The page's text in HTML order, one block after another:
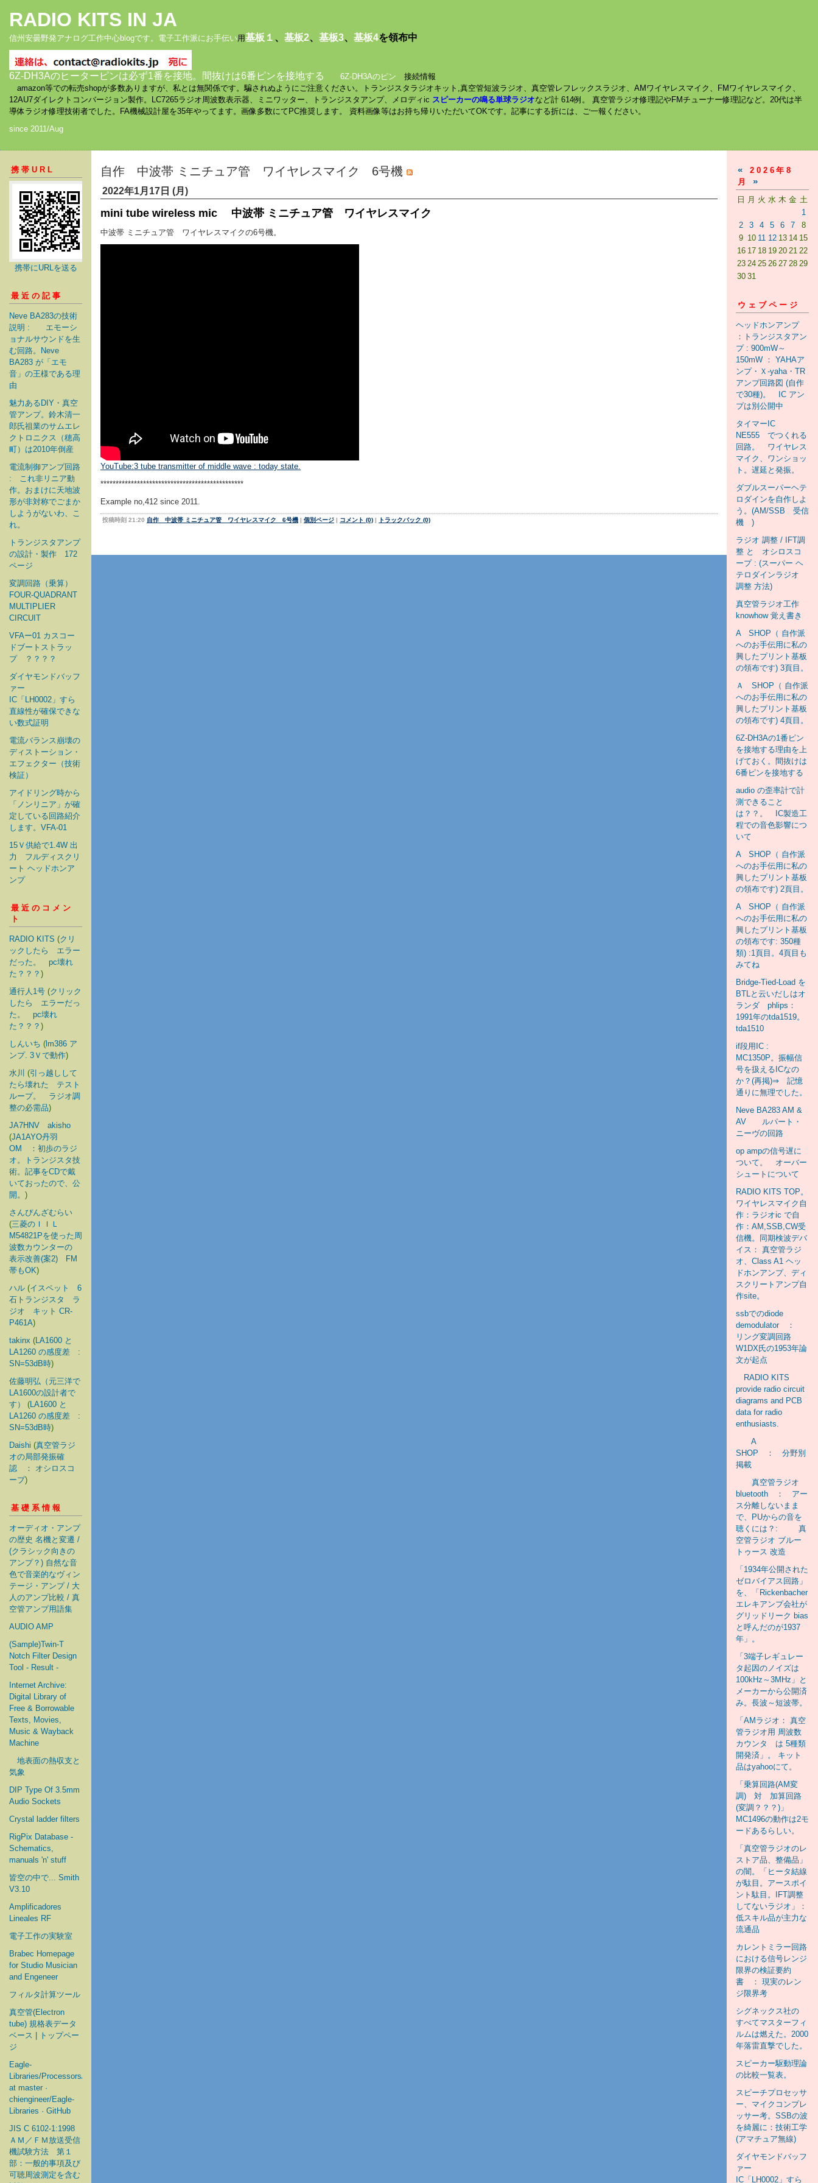
RADIO KITS IN JA
信州安曇野発アナログ工作中心blogです。電子工作派にお手伝い用基板１ 、 基板2、 基板3、 基板4を領布中
6Z-DH3Aのヒーターピンは必ず1番を接地。間抜けは6番ピンを接地する 6Z-DH3Aのピン 接続情報
amazon等での転売shopが多数ありますが、私とは無関係です。騙されぬようにご注意ください。トランジスタラジオキット,真空管短波ラジオ、真空管レフレックスラジオ、AMワイヤレスマイク、FMワイヤレスマイク、
12AU7ダイレクトコンバージョン製作。LC7265ラジオ周波数表示器、ミニワッター、トランジスタアンプ、メロディic スピーカーの鳴る単球ラジオなど計 614例。 真空管ラジオ修理記やFMチューナー修理記など。20代は半
導体ラジオ修理技術者でした。FA機械設計屋を35年やってます。画像多数にてPC推奨します。 資料画像等はお持ち帰りいただいてOKです。記事にする折には、ご一報ください。
since 2011/Aug
携帯URL
携帯にURLを送る
最近の記事
Neve BA283の技術
説明 : エモーシ
ョナルサウンドを生
む回路。Neve
BA283 が「エモ
音」の王様である理
由
魅力あるDIY・真空
管アンプ。鈴木清一
郎氏祖業のサムエレ
クトロニクス（穂高
町）は2010年倒産
電流制御アンプ回路
: これ非リニア動
作。おまけに天地波
形が非対称でごまか
しようがないわ、こ
れ。
トランジスタアンプ
の設計・製作 172
ページ
変調回路（乗算）
FOUR-QUADRANT
MULTIPLIER
CIRCUIT
VFAー01 カスコー
ドブートストラッ
プ ？？？？
ダイヤモンドバッフ
ァー
IC「LH0002」すら
直線性が確保できな
い数式証明
電流バランス崩壊の
ディストーション・
エフェクター（技術
検証）
アイドリング時から
「ノンリニア」が確
定している回路紹介
します。VFA-01
15Ｖ供給で1.4W 出
力 フルディスクリ
ート ヘッドホンア
ンプ
最近のコメン
ト
RADIO KITS (クリ
ックしたら エラー
だった。 pc壊れ
た？？？ )
通行人1号 (クリック
したら エラーだっ
た。 pc壊れ
た？？？ )
しんいち ( lm386 ア
ンプ. 3Ｖで動作)
水川 (引っ越しして
たら壊れた テスト
ループ。 ラジオ調
整の必需品)
JA7HNV akisho
(JA1AYO丹羽
OM ：初歩のラジ
オ。トランジスタ技
術。記事をCDで戴
いておったので、公
開。 )
さんぴんざむらい
(三菱のＩＩＬ
M54821Pを使った周
波数カウンターの
表示改善(案2) FM
帯もOK)
ハル (イスペット 6
石トランジスタ ラ
ジオ キット CR-
P461A)
takinx (LA1600 と
LA1260 の感度差 :
SN=53dB時)
佐藤明弘（元三洋で
LA1600の設計者で
す）
(LA1600 と
LA1260 の感度差 :
SN=53dB時)
Daishi (真空管ラジ
オの局部発振確
認 ： オシロスコ
ープ)
基礎系情報
オーディオ・アンプ
の歴史 名機と変遷 /
(クラシック向きの
アンプ？) 自然な音
色で音楽的なヴィン
テージ・アンプ / 大
人のアンプ比較 / 真
空管アンプ用語集
AUDIO AMP
(Sample)Twin-T
Notch Filter Design
Tool - Result -
Internet Archive:
Digital Library of
Free & Borrowable
Texts, Movies,
Music & Wayback
Machine
地表面の熱収支と
気象
DIP Type Of 3.5mm
Audio Sockets
Crystal ladder filters
RigPix Database -
Schematics,
manuals 'n' stuff
皆空の中で... Smith
V3.10
Amplificadores
Lineales RF
電子工作の実験室
Brabec Homepage
for Studio Musician
and Engeneer
フィルタ計算ツール
真空管(Electron
tube) 規格表データ
ベース | トップペー
ジ
Eagle-
Libraries/Processors/Microchip
at master ·
chiengineer/Eagle-
Libraries · GitHub
JIS C 6102-1:1998
ＡＭ／ＦＭ放送受信
機試験方法 第１
部：一般的事項及び
可聴周波測定を含む
自作 中波帯 ミニチュア管 ワイヤレスマイク 6号機
2022年1月17日 (月)
mini tube wireless mic 中波帯 ミニチュア管 ワイヤレスマイク
中波帯 ミニチュア管 ワイヤレスマイクの6号機。
YouTube:3 tube transmitter of middle wave : today state.
***********************************************
Example no,412 since 2011.
投稿時刻 21:20 自作 中波帯 ミニチュア管 ワイヤレスマイク 6号機 | 個別ページ | コメント (0) | トラックバック (0)
« 2026年8
月
»
日 月 火 水 木 金 土
1
2
3 4 5 6 7
8
9 10 11 12 13 14 15
16 17 18 19 20 21 22
23 24 25 26 27 28 29
30 31
ウェブページ
ヘッドホンアンプ
：トランジスタアン
プ : 900mW～
150mW ： YAHAア
ンプ・Ｘ-yaha・TR
アンプ回路図 (自作
で30種)。 IC アン
プは別公開中
タイマーIC
NE555 でつくれる
回路。 ワイヤレス
マイク、ワンショッ
ト。遅延と発振。
ダブルスーパーヘテ
ロダインを自作しよ
う。(AM/SSB 受信
機 )
ラジオ 調整 / IFT調
整 と オシロスコ
ープ : (スーパー ヘ
テロダインラジオ
調整 方法)
真空管ラジオ工作
knowhow 覚え書き
A SHOP（ 自作派
へのお手伝用に私の
興したプリント基板
の領布です) 3頁目。
Ａ SHOP（ 自作派
へのお手伝用に私の
興したプリント基板
の領布です) 4頁目。
6Z-DH3Aの1番ピン
を接地する理由を上
げておく。間抜けは
6番ピンを接地する
audio の歪率計で計
測できること
は？？。 IC製造工
程での音色影響につ
いて
A SHOP（ 自作派
へのお手伝用に私の
興したプリント基板
の領布です) 2頁目。
A SHOP（ 自作派
へのお手伝用に私の
興したプリント基板
の領布です: 350種
類) :1頁目。4頁目も
みてね
Bridge-Tied-Load を
BTLと云いだしはオ
ランダ phlips：
1991年のtda1519。
tda1510
if段用IC :
MC1350P。振幅信
号を扱えるICなの
か？(再掲)⇒ 記憶
通りに無理でした。
Neve BA283 AM &
AV ルパート・
ニーヴの回路
op ampの信号遅に
ついて。 オーバー
シュートについて
RADIO KITS TOP。
ワイヤレスマイク自
作：ラジオic で自
作：AM,SSB,CW受
信機。同期検波デバ
イス： 真空管ラジ
オ、Class A1 ヘッ
ドホンアンプ、ディ
スクリートアンプ自
作site。
ssbでのdiode
demodulator ：
リング変調回路
W1DX氏の1953年論
文が起点
RADIO KITS
provide radio circuit
diagrams and PCB
data for radio
enthusiasts.
A
SHOP ： 分野別
掲載
真空管ラジオ
bluetooth ： アー
ス分離しないまま
で、PUからの音を
聴くには？: 真
空管ラジオ ブルー
トゥース 改造
「1934年公開された
ゼロバイアス回路」
を、「Rickenbacher
エレキアンプ会社が
グリッドリーク bias
と呼んだのが1937
年」。
「3端子レギュレー
タ起因のノイズは
100kHz～3MHz」と
メーカーから公開済
み。長波～短波帯。
「AMラジオ： 真空
管ラジオ用 周波数
カウンタ は 5種類
開発済」。 キット
品はyahooにて。
「乗算回路(AM変
調) 対 加算回路
(変調？？？)」
MC1496の動作は2モ
ードあるらしい。
「真空管ラジオのレ
ストア品、整備品」
の闇。「ヒータ結線
が駄目。アースポイ
ント駄目。IFT調整
してないラジオ」：
低スキル品が主力な
流通品
カレントミラー回路
における信号レンジ
限界の検証要約
書 ： 現実のレン
ジ限界考
シグネックス社の
すべてマスターフィ
ルムは燃えた。2000
年落雷直撃でした。
スピーカー駆動理論
の比較一覧表。
スピーチプロセッサ
ー、マイクコンプレ
ッサー考。SSBの波
を綺麗に：技術工学
(アマチュア無線)
ダイヤモンドバッフ
ァー
IC「LH0002」すら